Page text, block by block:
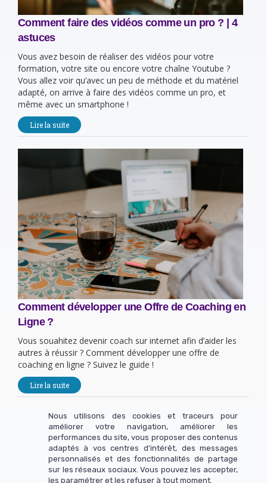
Comment faire des vidéos comme un pro ? | 4
astuces
Vous avez besoin de réaliser des vidéos pour votre
formation, votre site ou encore votre chaîne Youtube ?
Vous allez voir qu’avec un peu de méthode et du matériel
adapté, on arrive à faire des vidéos comme un pro, et
même avec un smartphone !
Lire la suite
Comment développer une Offre de Coaching en
Ligne ?
Vous souahitez devenir coach sur internet afin d’aider les
autres à réussir ? Comment développer une offre de
coaching en ligne ? Suivez le guide !
Lire la suite
Rejoignez-nous sur les réseaux pour échanger !
Nous utilisons des cookies et traceurs pour
améliorer votre navigation, améliorer les
performances du site, vous proposer des contenus
adaptés à vos centres d’intérêt, des messages
personnalisés et des fonctionnalités de partage
sur les réseaux sociaux. Vous pouvez les accepter,
les paramétrer et les refuser à tout moment.